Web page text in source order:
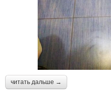
читать дальше →